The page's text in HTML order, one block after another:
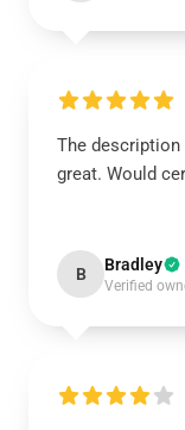
The description
great. Would
B Bradley
Verified